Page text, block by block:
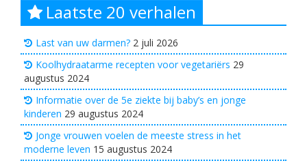
Laatste 20 verhalen
Last van uw darmen? 2 juli 2026
Koolhydraatarme recepten voor vegetariërs 29
augustus 2024
Informatie over de 5e ziekte bij baby’s en jonge
kinderen 29 augustus 2024
Jonge vrouwen voelen de meeste stress in het
moderne leven 15 augustus 2024